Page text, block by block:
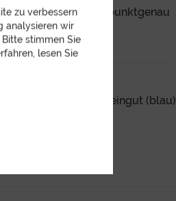
auswählen und punktgenau
1x Tasse aus Steingut (blau)
zu verbessern
analysieren wir
stimmen Sie
lesen Sie